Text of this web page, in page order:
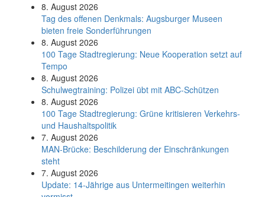
8. August 2026
Tag des offenen Denkmals: Augsburger Museen
bieten freie Sonderführungen
8. August 2026
100 Tage Stadtregierung: Neue Kooperation setzt auf
Tempo
8. August 2026
Schul­weg­trai­ning: Poli­zei übt mit ABC-Schüt­zen
8. August 2026
100 Tage Stadtregierung: Grüne kritisieren Verkehrs-
und Haushaltspolitik
7. August 2026
MAN-Brücke: Beschilderung der Einschränkungen
steht
7. August 2026
Update: 14-Jährige aus Untermeitingen weiterhin